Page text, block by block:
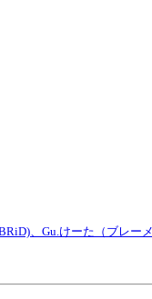
、Gu.けーた（ブレ